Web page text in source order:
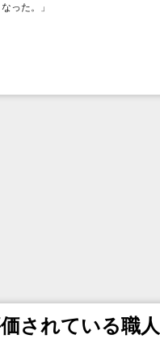
った。
」
されている職人